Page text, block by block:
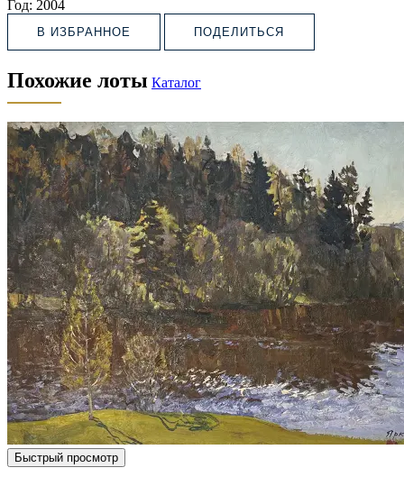
Год: 2004
В ИЗБРАННОЕ ПОДЕЛИТЬСЯ
Похожие лоты Каталог
Быстрый просмотр